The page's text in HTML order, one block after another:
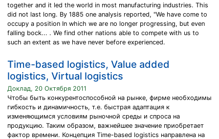
together and it led the world in most manufacturing industries. This
did not last long. By 1885 one analysis reported, "We have come to
occupy a position In which we are no longer progressing, but even
falling bock... . We find other nations able to compete with us to
such an extent as we have never before experienced.
Time-based logistics, Value added
logistics, Virtual logistics
Доклад, 20 Октября 2011
Чтобы быть конкурентоспособной на рынке, фирме необходимы
гибкость и динамичность, т.е. быстрая адаптация к
изменяющимся условиям рыночной среды и спроса на
продукцию. Таким образом, важнейшее значение приобретает
фактор времени. Концепция Time-based logistics направлена на